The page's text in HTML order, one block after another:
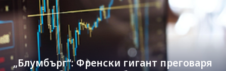
„Блумбърг“: Френски гигант преговаря